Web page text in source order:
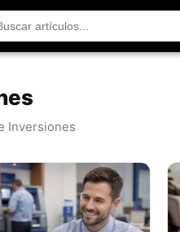
Inversiones